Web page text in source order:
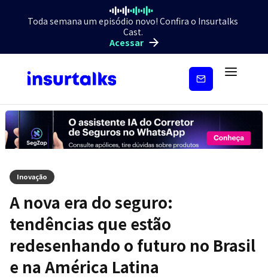
Toda semana um episódio novo! Confira o Insurtalks
Cast.
Acessar
Inscreva-
Inovação
A nova era do seguro:
tendências que estão
redesenhando o futuro no Brasil
e na América Latina